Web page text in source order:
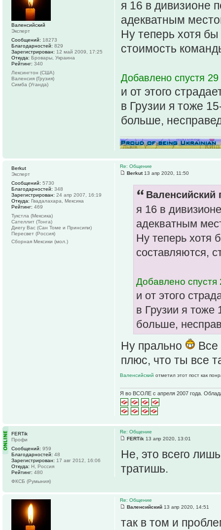
я 16 в дивизионе
адекватным
Ну теперь хотя
стоимость
Добавлено спустя
и от этого
в Грузии я тоже
больше,
Валенсийский
Эксперт
Сообщений: 18273
Благодарностей: 829
Зарегистрирован: 12 май 2009, 17:25
Откуда: Бровары, Украина
Рейтинг: 340
Лексингтон (США)
Валенсия (Грузия)
Симба (Уганда)
Re: Общение
Berkut13 апр 2020, 11:50
Валенсийский
я 16 в
адекватным
Ну теперь хотя
составляются,
Добавлено спустя
и от этого
в Грузии я тоже
больше,
Ну прально
Все
плюс, что ты все
Валенсийский отметил этот пост как
Я во ВСОЛЕ с апреля 2007 года.
Berkut
Эксперт
Сообщений: 5730
Благодарностей: 348
Зарегистрирован: 24 апр 2007, 16:19
Откуда: Гвадалахара, Мексика
Рейтинг: 469
Тукстла (Мексика)
Сателлит (Тонга)
Диегу Вас (Сан Томе и Принсипи)
Пересвет (Россия)
Сборная Мексики (мол.)
Re: Общение
FERTik 13 апр 2020, 13:01
Не, это всего
тратишь.
FERTik
Профи
Сообщений: 959
Благодарностей: 48
Зарегистрирован: 17 авг 2012, 16:06
Откуда: Н, Россия
Рейтинг: 480
ФКСБ (Румыния)
Re: Общение
Валенсийский 13 апр 2020, 14:51
так в том и